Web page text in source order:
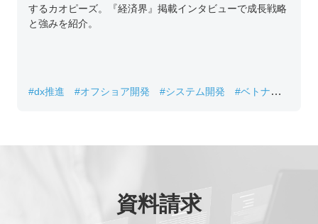
するカオピーズ。『経済界』掲載インタビューで成長戦略
と強みを紹介。
#dx推進 #オフショア開発 #システム開発
#ベトナムIT
資料請求